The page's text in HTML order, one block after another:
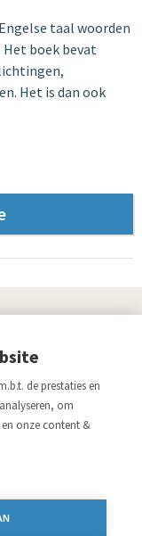
taal woorden
Het boek bevat
Het is dan ook
voorwaarden
de prestaties en
om
onze content &